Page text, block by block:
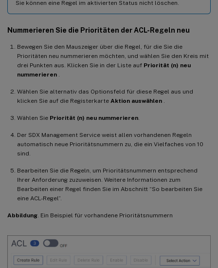
Sie können eine Regel im aktivierten Status nicht löschen.
Nummerieren Sie die Prioritäten der ACL-Regeln neu
Bewegen Sie den Mauszeiger über die Regel, für die Sie die
Prioritäten neu nummerieren möchten, und wählen Sie den Kreis mit
drei Punkten aus. Klicken Sie in der Liste auf Priorität (n) neu
nummerieren .
Wählen Sie alternativ das Optionsfeld für diese Regel aus und
klicken Sie auf die Registerkarte Aktion auswählen .
Wählen Sie Priorität (n) neu nummerieren.
Der SDX Management Service weist allen vorhandenen Regeln
automatisch neue Prioritätsnummern zu, die ein Vielfaches von 10
sind.
Bearbeiten Sie die Regeln, um Prioritätsnummern entsprechend
Ihrer Anforderung zuzuweisen. Weitere Informationen zum
Bearbeiten einer Regel finden Sie im Abschnitt “So bearbeiten Sie
eine ACL-Regel”.
Abbildung. Ein Beispiel für vorhandene Prioritätsnummern